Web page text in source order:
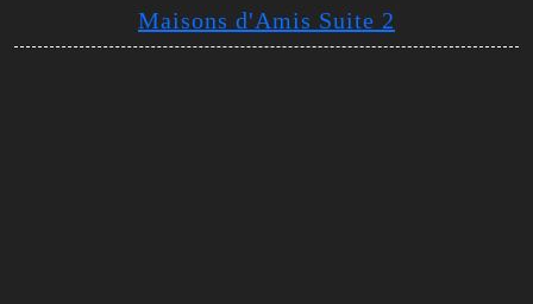
Maisons d'Amis Suite 2